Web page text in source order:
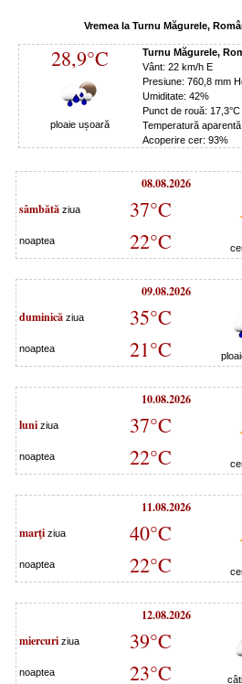
Vremea la Turnu Măgurele,
28,9°C
ploaie ușoară
Turnu Măgurele,
Vânt: 22 km/h E
Presiune: 760,8 mm
Umiditate: 42%
Punct de rouă: 17,3°C
Temperatură
Acoperire cer: 93%
08.08.2026
sâmbătă ziua 37°C
noaptea 22°C
09.08.2026
duminică ziua 35°C
noaptea 21°C
10.08.2026
luni ziua 37°C
noaptea 22°C
11.08.2026
marţi ziua 40°C
noaptea 22°C
12.08.2026
miercuri ziua 39°C
noaptea 23°C